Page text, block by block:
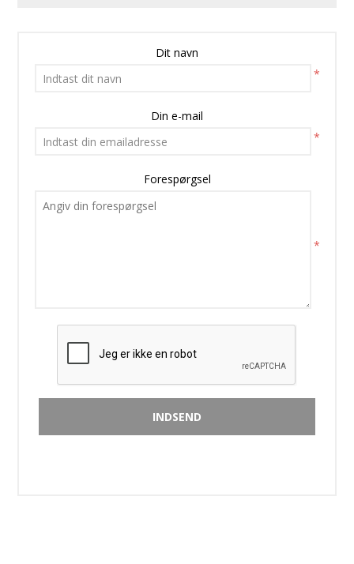
Dit navn
*
Din e-mail
*
Forespørgsel
*